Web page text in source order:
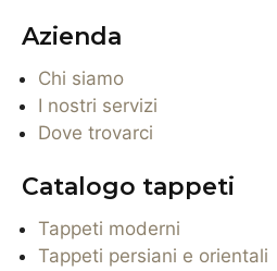
Azienda
Chi siamo
I nostri servizi
Dove trovarci
Catalogo tappeti
Tappeti moderni
Tappeti persiani e orientali